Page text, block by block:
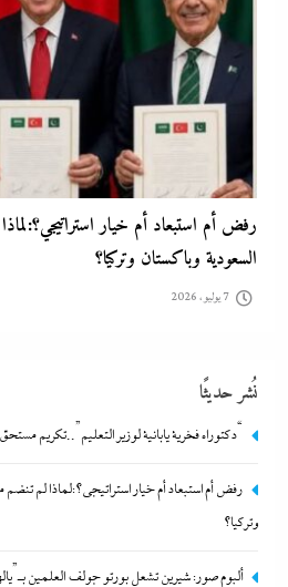
رفض أم استبعاد أم خيار
السعودية وباكستان وتركيا؟
ألبوم صور: شيرين تشعل بورتو جولف
3D Mapping لأول مرة
نُشر حديثًا
“دكتوراه فخرية يابانية لوزير التعليم”..تكريم
رفض أم استبعاد أم خيار استراتيجي؟:لماذا لم
وتركيا؟